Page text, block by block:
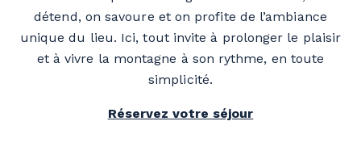
détend, on savoure et on profite de l’ambiance
unique du lieu. Ici, tout invite à prolonger le plaisir
et à vivre la montagne à son rythme, en toute
simplicité.
Réservez votre séjour